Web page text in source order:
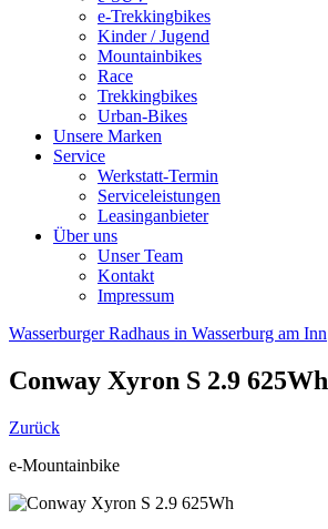
e-Trekkingbikes
Kinder / Jugend
Mountainbikes
Race
Trekkingbikes
Urban-Bikes
Unsere Marken
Service
Werkstatt-Termin
Serviceleistungen
Leasinganbieter
Über uns
Unser Team
Kontakt
Impressum
Wasserburger Radhaus in Wasserburg am Inn
Conway Xyron S 2.9 625Wh
Zurück
e-Mountainbike